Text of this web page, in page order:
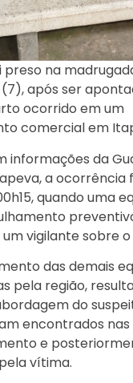
preso na
após ser
ocorrido em um
comercial em
informações da
a ocorrência
quando uma
vigilante sobre
das demais
pela região,
do
encontrados nas
e
vítima.